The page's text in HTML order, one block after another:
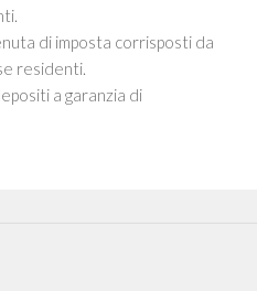
di imposta corrisposti da
residenti.
a garanzia di